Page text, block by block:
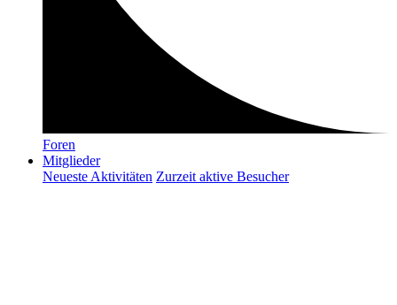
Foren
Mitglieder
Neueste Aktivitäten Zurzeit aktive Besucher